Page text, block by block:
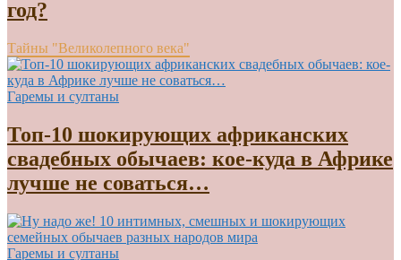
год?
Тайны "Великолепного века"
Гаремы и султаны
Топ-10 шокирующих африканских
свадебных обычаев: кое-куда в Африке
лучше не соваться…
Гаремы и султаны